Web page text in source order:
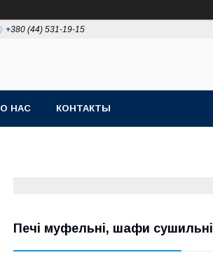
+380 (44) 531-19-15
О НАС КОНТАКТЫ
Печі муфельні, шафи сушильні